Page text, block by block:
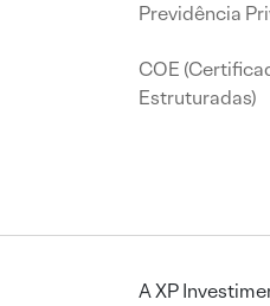
Previdência
COE
Estruturadas)
A XP